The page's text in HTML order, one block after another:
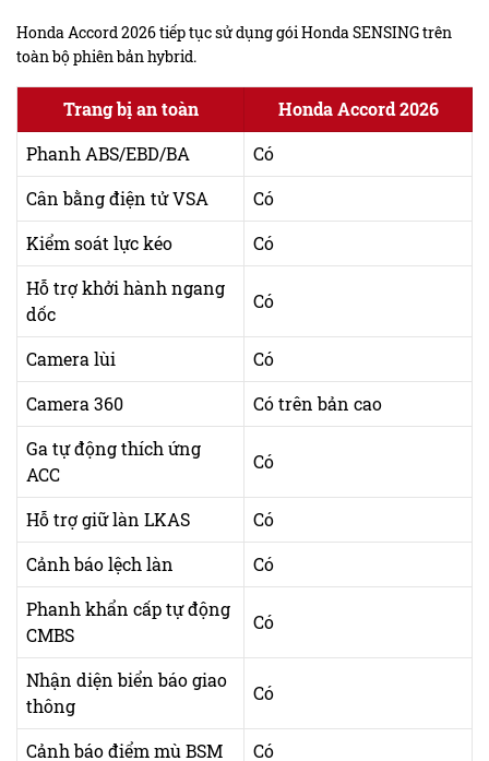
Honda Accord 2026 tiếp tục sử dụng gói Honda SENSING trên
toàn bộ phiên bản hybrid.
Trang bị an toàn
Honda Accord 2026
Phanh ABS/EBD/BA
Có
Cân bằng điện tử VSA
Có
Kiểm soát lực kéo
Có
Hỗ trợ khởi hành ngang
dốc
Có
Camera lùi
Có
Camera 360
Có trên bản cao
Ga tự động thích ứng
ACC
Có
Hỗ trợ giữ làn LKAS
Có
Cảnh báo lệch làn
Có
Phanh khẩn cấp tự động
CMBS
Có
Nhận diện biển báo giao
thông
Có
Cảnh báo điểm mù BSM Có